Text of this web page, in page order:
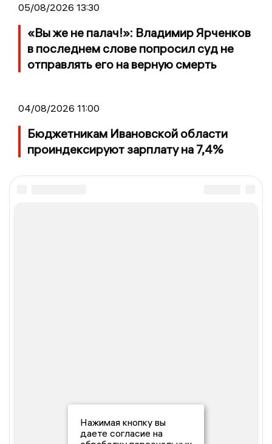
05/08/2026 13:30
«Вы же не палач!»: Владимир Ярченков
в последнем слове попросил суд не
отправлять его на верную смерть
04/08/2026 11:00
Бюджетникам Ивановской области
проиндексируют зарплату на 7,4%
Нажимая кнопку вы
даете согласие на